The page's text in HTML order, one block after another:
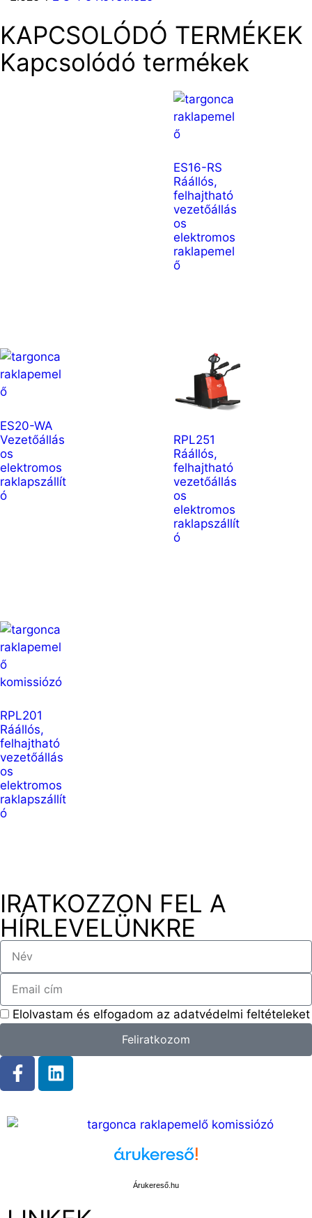
KAPCSOLÓDÓ TERMÉKEK
Kapcsolódó termékek
ES16-RS
Ráállós,
felhajtható
vezetőállás
os
elektromos
raklapemel
ő
ES20-WA
Vezetőállás
os
elektromos
raklapszállít
ó
RPL251
Ráállós,
felhajtható
vezetőállás
os
elektromos
raklapszállít
ó
RPL201
Ráállós,
felhajtható
vezetőállás
os
elektromos
raklapszállít
ó
IRATKOZZON FEL A
HÍRLEVELÜNKRE
Elolvastam és elfogadom az adatvédelmi feltételeket
Feliratkozom
Árukereső.hu